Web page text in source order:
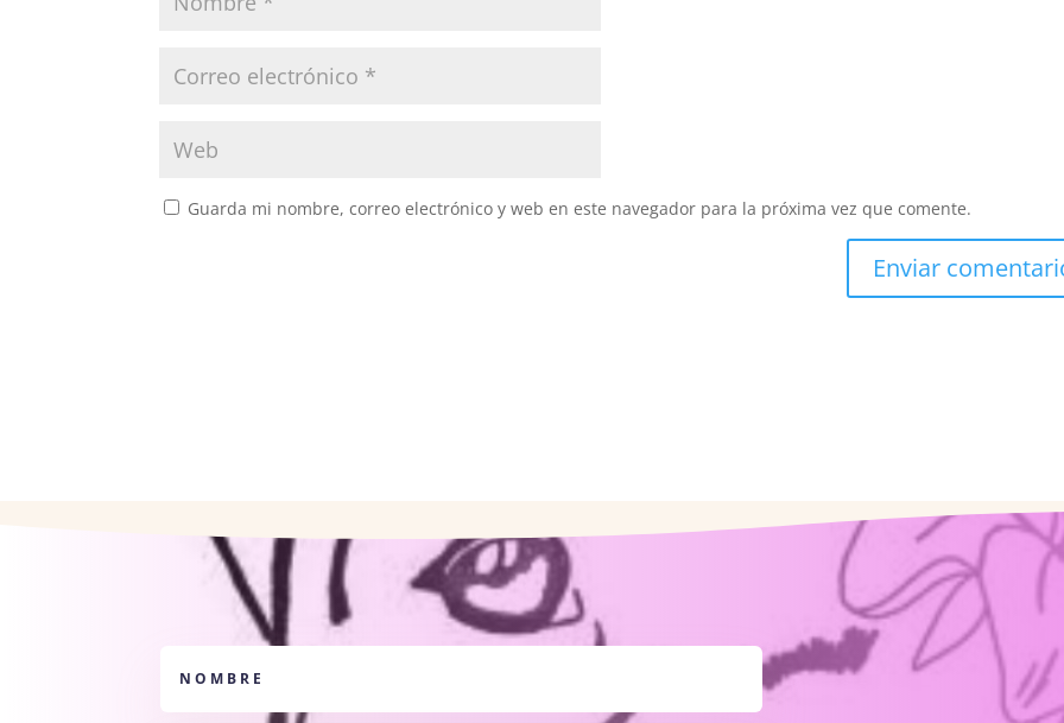
Guarda mi nombre, correo electrónico y web en este navegador para la próxima vez que comente.